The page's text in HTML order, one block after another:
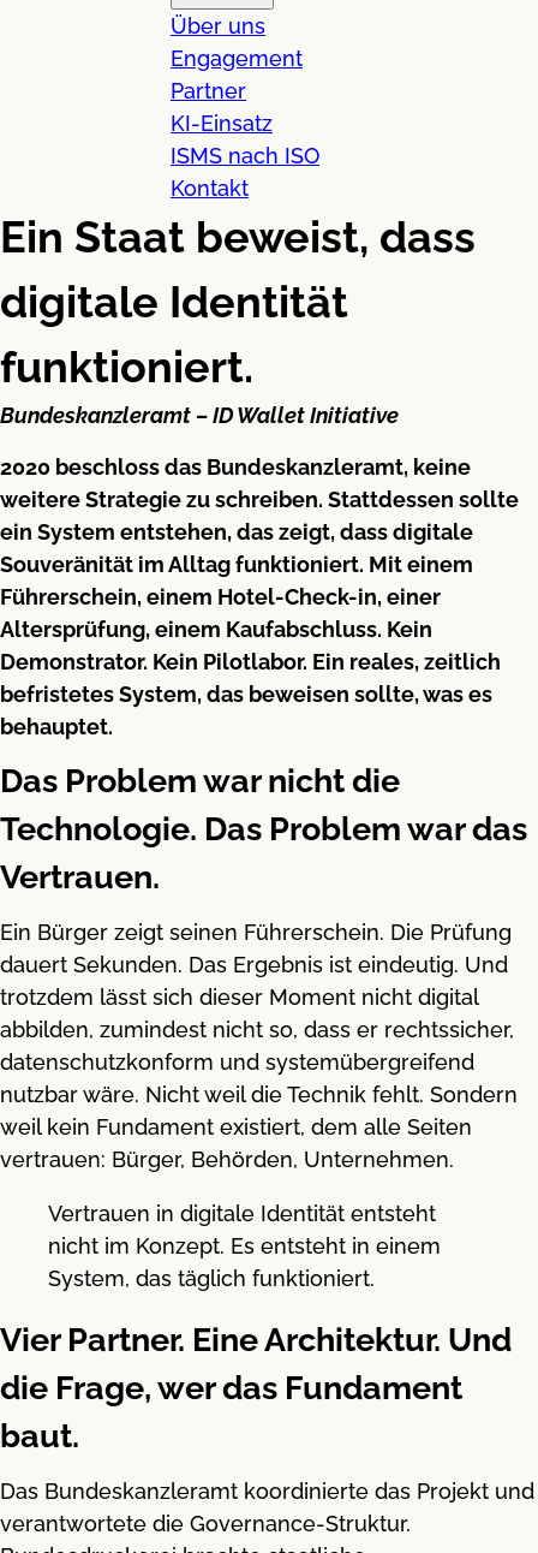
Über uns
Engagement
Partner
KI-Einsatz
ISMS nach ISO
Kontakt
Ein Staat beweist, dass
digitale Identität
funktioniert.
Bundeskanzleramt – ID Wallet Initiative
2020 beschloss das Bundeskanzleramt, keine
weitere Strategie zu schreiben. Stattdessen sollte
ein System entstehen, das zeigt, dass digitale
Souveränität im Alltag funktioniert. Mit einem
Führerschein, einem Hotel-Check-in, einer
Altersprüfung, einem Kaufabschluss. Kein
Demonstrator. Kein Pilotlabor. Ein reales, zeitlich
befristetes System, das beweisen sollte, was es
behauptet.
Das Problem war nicht die
Technologie. Das Problem war das
Vertrauen.
Ein Bürger zeigt seinen Führerschein. Die Prüfung
dauert Sekunden. Das Ergebnis ist eindeutig. Und
trotzdem lässt sich dieser Moment nicht digital
abbilden, zumindest nicht so, dass er rechtssicher,
datenschutzkonform und systemübergreifend
nutzbar wäre. Nicht weil die Technik fehlt. Sondern
weil kein Fundament existiert, dem alle Seiten
vertrauen: Bürger, Behörden, Unternehmen.
Vertrauen in digitale Identität entsteht
nicht im Konzept. Es entsteht in einem
System, das täglich funktioniert.
Vier Partner. Eine Architektur. Und
die Frage, wer das Fundament
baut.
Das Bundeskanzleramt koordinierte das Projekt und
verantwortete die Governance-Struktur.